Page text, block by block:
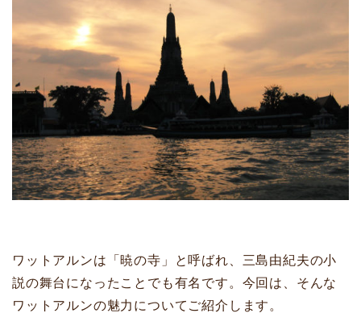
ワットアルンは「暁の寺」と呼ばれ、三島由紀夫の小
説の舞台になったことでも有名です。今回は、そんな
ワットアルンの魅力についてご紹介します。